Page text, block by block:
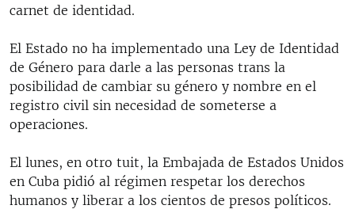
carnet de identidad.
El Estado no ha implementado una Ley de Identidad
de Género para darle a las personas trans la
posibilidad de cambiar su género y nombre en el
registro civil sin necesidad de someterse a
operaciones.
El lunes, en otro tuit, la Embajada de Estados Unidos
en Cuba pidió al régimen respetar los derechos
humanos y liberar a los cientos de presos políticos.